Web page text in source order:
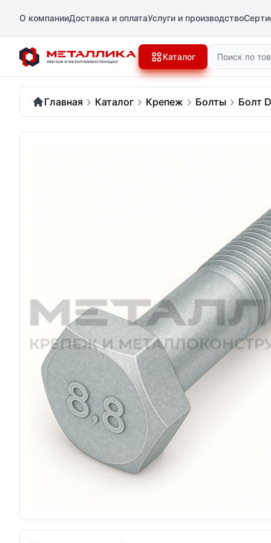
О компанииДоставка и оплатаУслуги и производство
Каталог Поиск
Главная Каталог Крепеж Болты Болт